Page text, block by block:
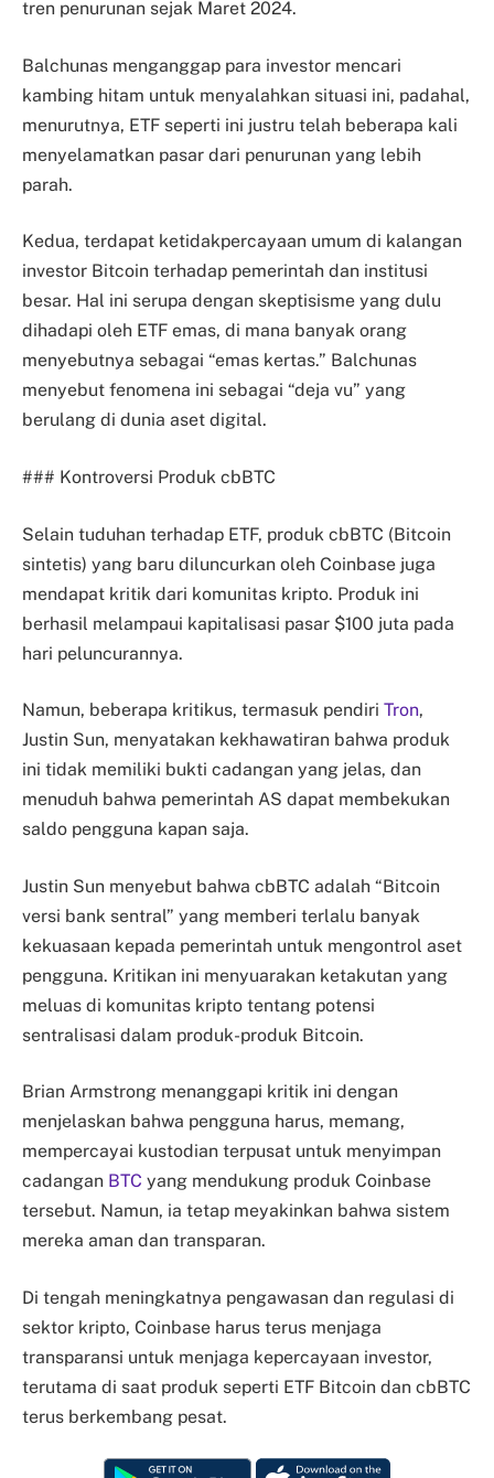
tren penurunan sejak Maret 2024.
Balchunas menganggap para investor mencari
kambing hitam untuk menyalahkan situasi ini, padahal,
menurutnya, ETF seperti ini justru telah beberapa kali
menyelamatkan pasar dari penurunan yang lebih
parah.
Kedua, terdapat ketidakpercayaan umum di kalangan
investor Bitcoin terhadap pemerintah dan institusi
besar. Hal ini serupa dengan skeptisisme yang dulu
dihadapi oleh ETF emas, di mana banyak orang
menyebutnya sebagai “emas kertas.” Balchunas
menyebut fenomena ini sebagai “deja vu” yang
berulang di dunia aset digital.
### Kontroversi Produk cbBTC
Selain tuduhan terhadap ETF, produk cbBTC (Bitcoin
sintetis) yang baru diluncurkan oleh Coinbase juga
mendapat kritik dari komunitas kripto. Produk ini
berhasil melampaui kapitalisasi pasar $100 juta pada
hari peluncurannya.
Namun, beberapa kritikus, termasuk pendiri Tron,
Justin Sun, menyatakan kekhawatiran bahwa produk
ini tidak memiliki bukti cadangan yang jelas, dan
menuduh bahwa pemerintah AS dapat membekukan
saldo pengguna kapan saja.
Justin Sun menyebut bahwa cbBTC adalah “Bitcoin
versi bank sentral” yang memberi terlalu banyak
kekuasaan kepada pemerintah untuk mengontrol aset
pengguna. Kritikan ini menyuarakan ketakutan yang
meluas di komunitas kripto tentang potensi
sentralisasi dalam produk-produk Bitcoin.
Brian Armstrong menanggapi kritik ini dengan
menjelaskan bahwa pengguna harus, memang,
mempercayai kustodian terpusat untuk menyimpan
cadangan BTC yang mendukung produk Coinbase
tersebut. Namun, ia tetap meyakinkan bahwa sistem
mereka aman dan transparan.
Di tengah meningkatnya pengawasan dan regulasi di
sektor kripto, Coinbase harus terus menjaga
transparansi untuk menjaga kepercayaan investor,
terutama di saat produk seperti ETF Bitcoin dan cbBTC
terus berkembang pesat.